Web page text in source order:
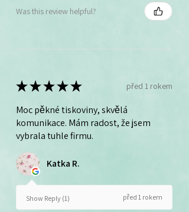
Was this review helpful?
★★★★★ před 1 rokem
Moc pěkné tiskoviny, skvělá
komunikace. Mám radost, že jsem
vybrala tuhle firmu.
Katka R.
Show Reply (1) před 1 rokem